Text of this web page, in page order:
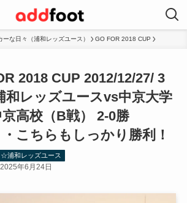
な日々（浦和レッズユース） GO FOR 2018 CUP
2018 CUP 2012/12/27/ 3
和レッズユースvs中京大学
京高校（B戦） 2-0勝
こちらもしっかり勝利！
☆浦和レッズユース
2025年6月24日